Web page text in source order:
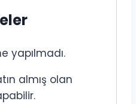
yapılmadı.
almış olan